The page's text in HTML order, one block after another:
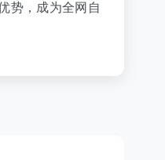
势，成为全网自